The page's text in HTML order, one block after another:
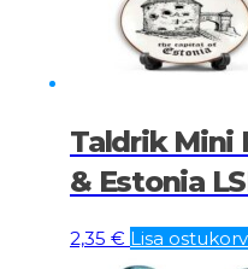
Taldrik Mini
& Estonia
2,35 € Lisa